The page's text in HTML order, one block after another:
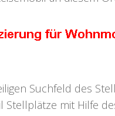
Suchfeld des
Stellplätze mit Hilfe